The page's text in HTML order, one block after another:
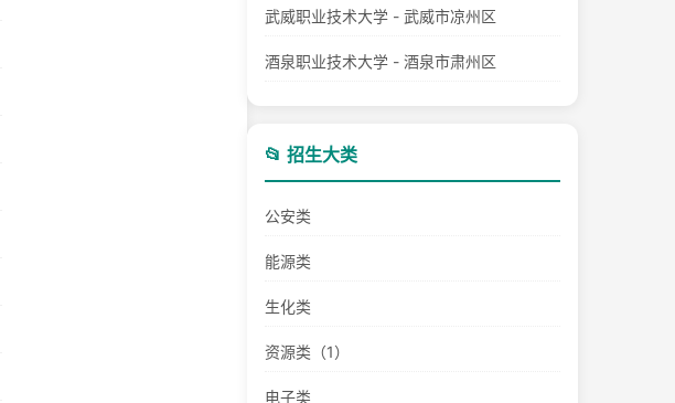
武威职业技术大学 - 武威市凉州区
酒泉职业技术大学 - 酒泉市肃州区
📂 招生大类
公安类
能源类
生化类
资源类（1）
电子类